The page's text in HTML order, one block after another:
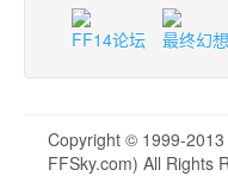
FF14论坛 最终幻
Copyright © 1999-
FFSky.com) All Rights